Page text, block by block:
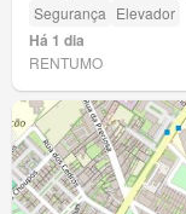
Segurança Elevador
Há 1 dia
RENTUMO